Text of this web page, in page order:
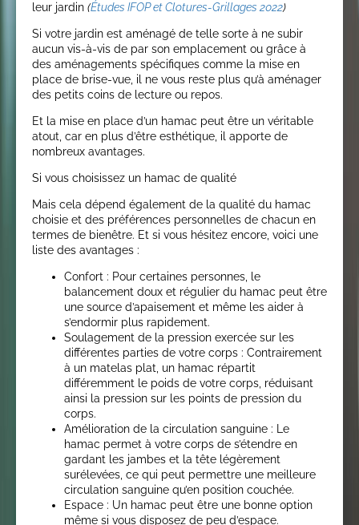
leur jardin (Études IFOP et Clotures-Grillages 2022)
Si votre jardin est aménagé de telle sorte à ne subir
aucun vis-à-vis de par son emplacement ou grâce à
des aménagements spécifiques comme la mise en
place de brise-vue, il ne vous reste plus qu’à aménager
des petits coins de lecture ou repos.
Et la mise en place d’un hamac peut être un véritable
atout, car en plus d’être esthétique, il apporte de
nombreux avantages.
Si vous choisissez un hamac de qualité
Mais cela dépend également de la qualité du hamac
choisie et des préférences personnelles de chacun en
termes de bienêtre. Et si vous hésitez encore, voici une
liste des avantages :
Confort : Pour certaines personnes, le
balancement doux et régulier du hamac peut être
une source d’apaisement et même les aider à
s’endormir plus rapidement.
Soulagement de la pression exercée sur les
différentes parties de votre corps : Contrairement
à un matelas plat, un hamac répartit
différemment le poids de votre corps, réduisant
ainsi la pression sur les points de pression du
corps.
Amélioration de la circulation sanguine : Le
hamac permet à votre corps de s’étendre en
gardant les jambes et la tête légèrement
surélevées, ce qui peut permettre une meilleure
circulation sanguine qu’en position couchée.
Espace : Un hamac peut être une bonne option
même si vous disposez de peu d’espace.